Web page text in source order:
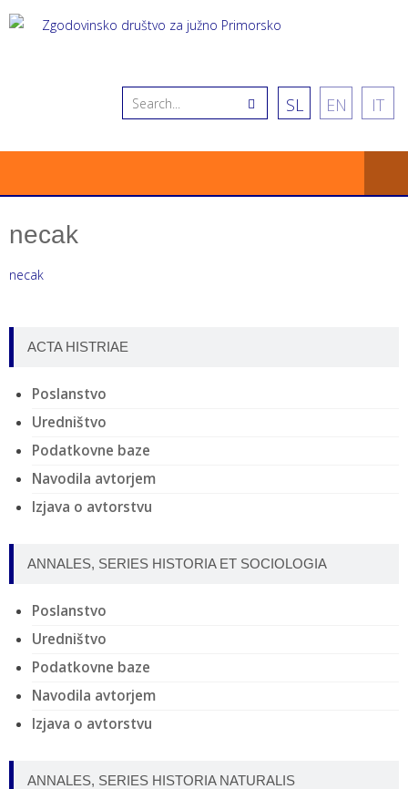
SL EN IT
necak
necak
ACTA HISTRIAE
Poslanstvo
Uredništvo
Podatkovne baze
Navodila avtorjem
Izjava o avtorstvu
ANNALES, SERIES HISTORIA ET SOCIOLOGIA
Poslanstvo
Uredništvo
Podatkovne baze
Navodila avtorjem
Izjava o avtorstvu
ANNALES, SERIES HISTORIA NATURALIS